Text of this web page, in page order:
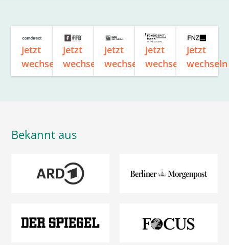
Jetzt
wechseln
Jetzt
wechseln
Jetzt
wechseln
Jetzt
wechseln
Jetzt
wechseln
Bekannt aus